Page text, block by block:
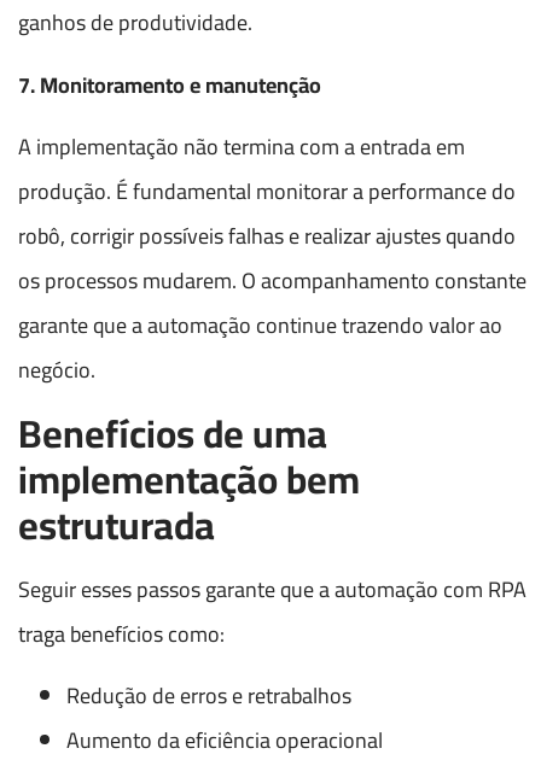
ganhos de produtividade.
7. Monitoramento e manutenção
A implementação não termina com a entrada em
produção. É fundamental monitorar a performance do
robô, corrigir possíveis falhas e realizar ajustes quando
os processos mudarem. O acompanhamento constante
garante que a automação continue trazendo valor ao
negócio.
Benefícios de uma
implementação bem
estruturada
Seguir esses passos garante que a automação com RPA
traga benefícios como:
Redução de erros e retrabalhos
Aumento da eficiência operacional